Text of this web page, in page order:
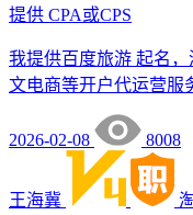
提供 CPA或CPS
我提供百度旅游 起名
文电商等开户代运营服
2026-02-08 8008
王海冀